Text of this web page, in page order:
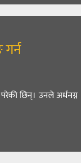
छिन्। उनले अर्धनग्न